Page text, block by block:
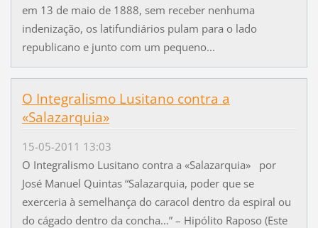
em 13 de maio de 1888, sem receber nenhuma
indenização, os latifundiários pulam para o lado
republicano e junto com um pequeno...
O Integralismo Lusitano contra a
«Salazarquia»
15-05-2011 13:03
O Integralismo Lusitano contra a «Salazarquia» por
José Manuel Quintas “Salazarquia, poder que se
exerceria à semelhança do caracol dentro da espiral ou
do cágado dentro da concha…” – Hipólito Raposo (Este